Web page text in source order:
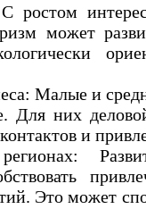
ростом
может
Малые и
Для них
и
Это может